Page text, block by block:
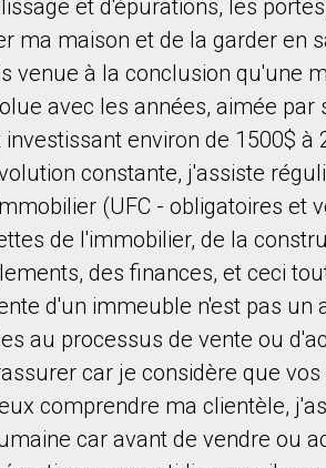
et d'épurations, les
ma maison et de la garder en
venue à la conclusion qu'une
avec les années, aimée
environ de 1500$
constante, j'assiste
(UFC - obligatoires et
de l'immobilier, de la
des finances, et ceci
d'un immeuble n'est pas un
au processus de vente ou
car je considère que
comprendre ma clientèle,
car avant de vendre ou